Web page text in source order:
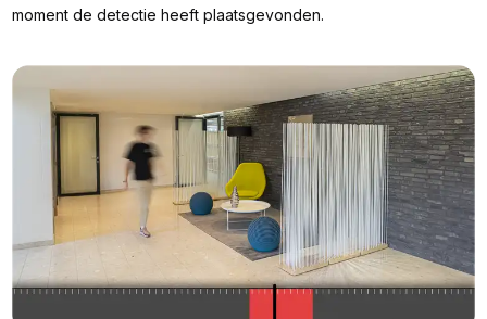
moment de detectie heeft plaatsgevonden.